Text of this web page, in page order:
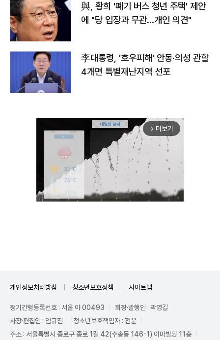
與, 황희 '폐기 버스 청년 주택' 제안
에 "당 입장과 무관…개인 의견"
李대통령, '호우피해' 안동·의성 관할
4개면 특별재난지역 선포
arrow_forward_ios 더보기
개인정보처리방침 청소년보호정책 사이트맵
정기간행등록번호 : 서울 아 00493
회장·발행인 : 곽영길
사장·편집인 : 임규진
청소년보호책임자 : 전운
주소 : 서울특별시 종로구 종로 1길 42(수송동 146-1) 이마빌딩 11층